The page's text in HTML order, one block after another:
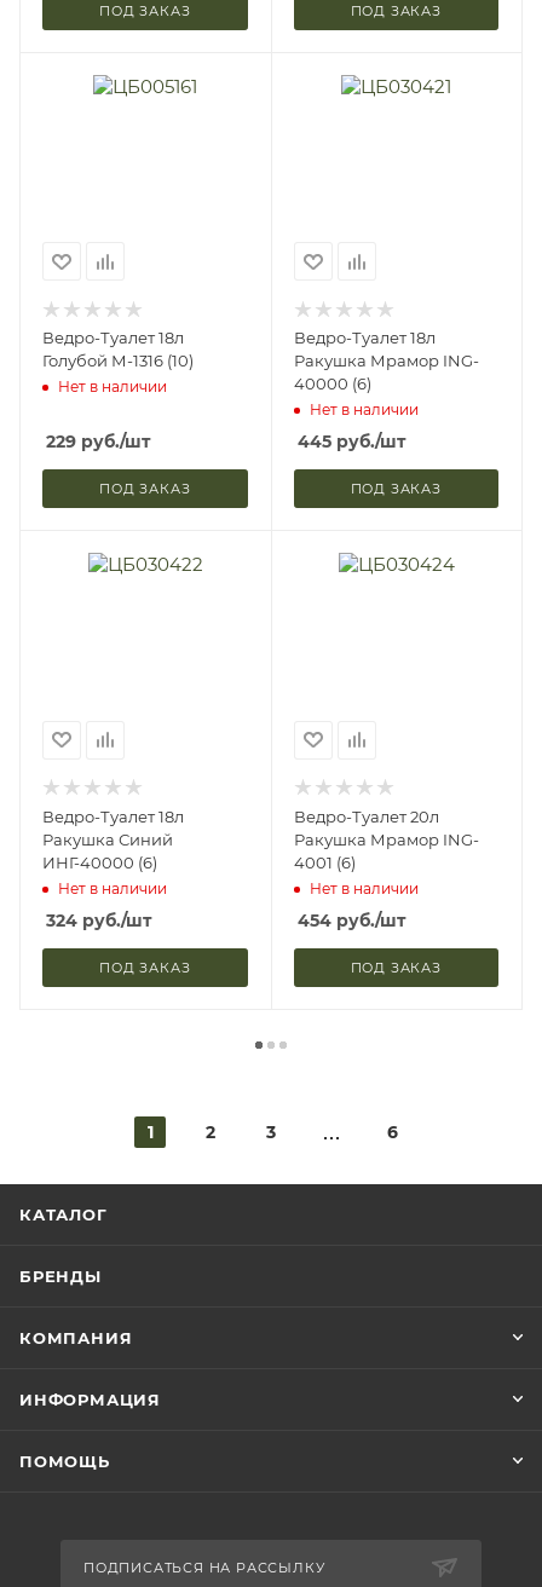
ПОД ЗАКАЗ ПОД ЗАКАЗ
Ведро-Туалет 18л
Голубой М-1316 (10)
Нет в наличии
229 руб./шт
ПОД ЗАКАЗ
Ведро-Туалет 18л
Ракушка Мрамор ING-
40000 (6)
Нет в наличии
445руб./шт
ПОД ЗАКАЗ
Ведро-Туалет 18л
Ракушка Синий
ИНГ-40000 (6)
Нет в наличии
324 руб./шт
ПОД ЗАКАЗ
Ведро-Туалет 20л
Ракушка Мрамор ING-
4001 (6)
Нет в наличии
454руб./шт
ПОД ЗАКАЗ
1 2 3 6
КАТАЛОГ
БРЕНДЫ
КОМПАНИЯ
ИНФОРМАЦИЯ
ПОМОЩЬ
ПОДПИСАТЬСЯ НА РАССЫЛКУ